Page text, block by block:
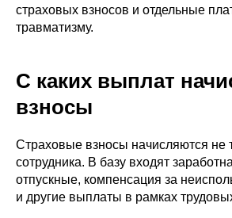
страховых взносов и отдельные
травматизму.
С каких выплат
взносы
Страховые взносы начисляются не
сотрудника. В базу входят
отпускные, компенсация за
и другие выплаты в рамках